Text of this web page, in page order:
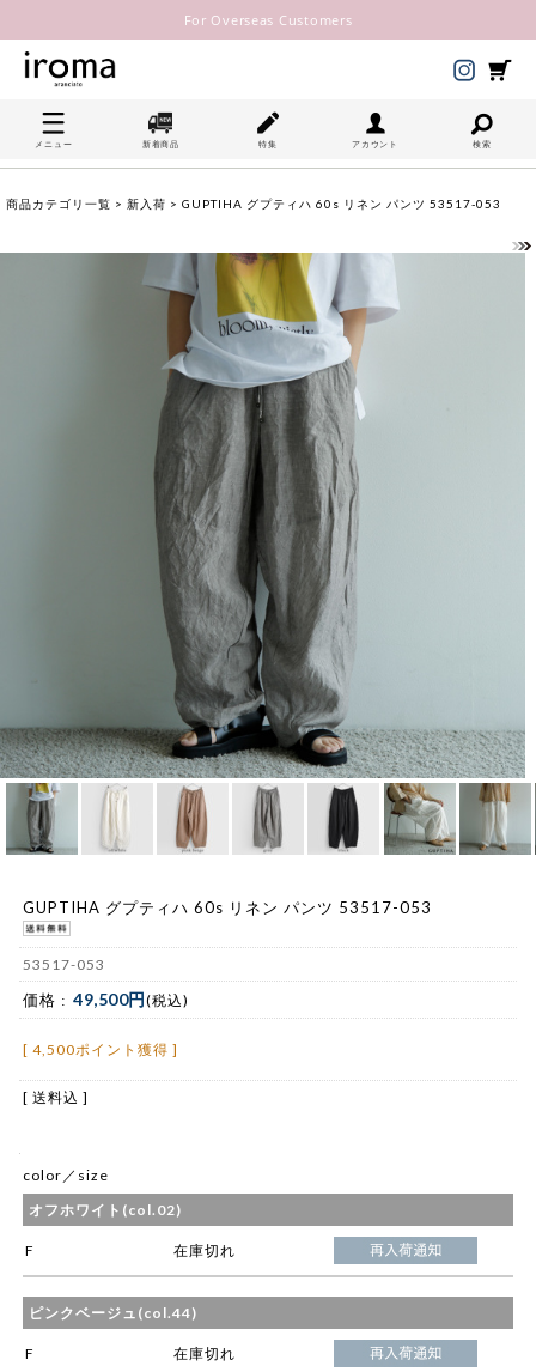
For Overseas Customers
メニュー 新着商品 特集 アカウント 検索
商品カテゴリ一覧 > 新入荷 > GUPTIHA グプティハ 60s リネン パンツ 53517-053
GUPTIHA グプティハ 60s リネン パンツ 53517-053
53517-053
価格 : 49,500円 (税込)
[ 4,500ポイント獲得 ]
[ 送料込 ]
color／size
オフホワイト(col.02)
F 在庫切れ
ピンクベージュ(col.44)
F 在庫切れ